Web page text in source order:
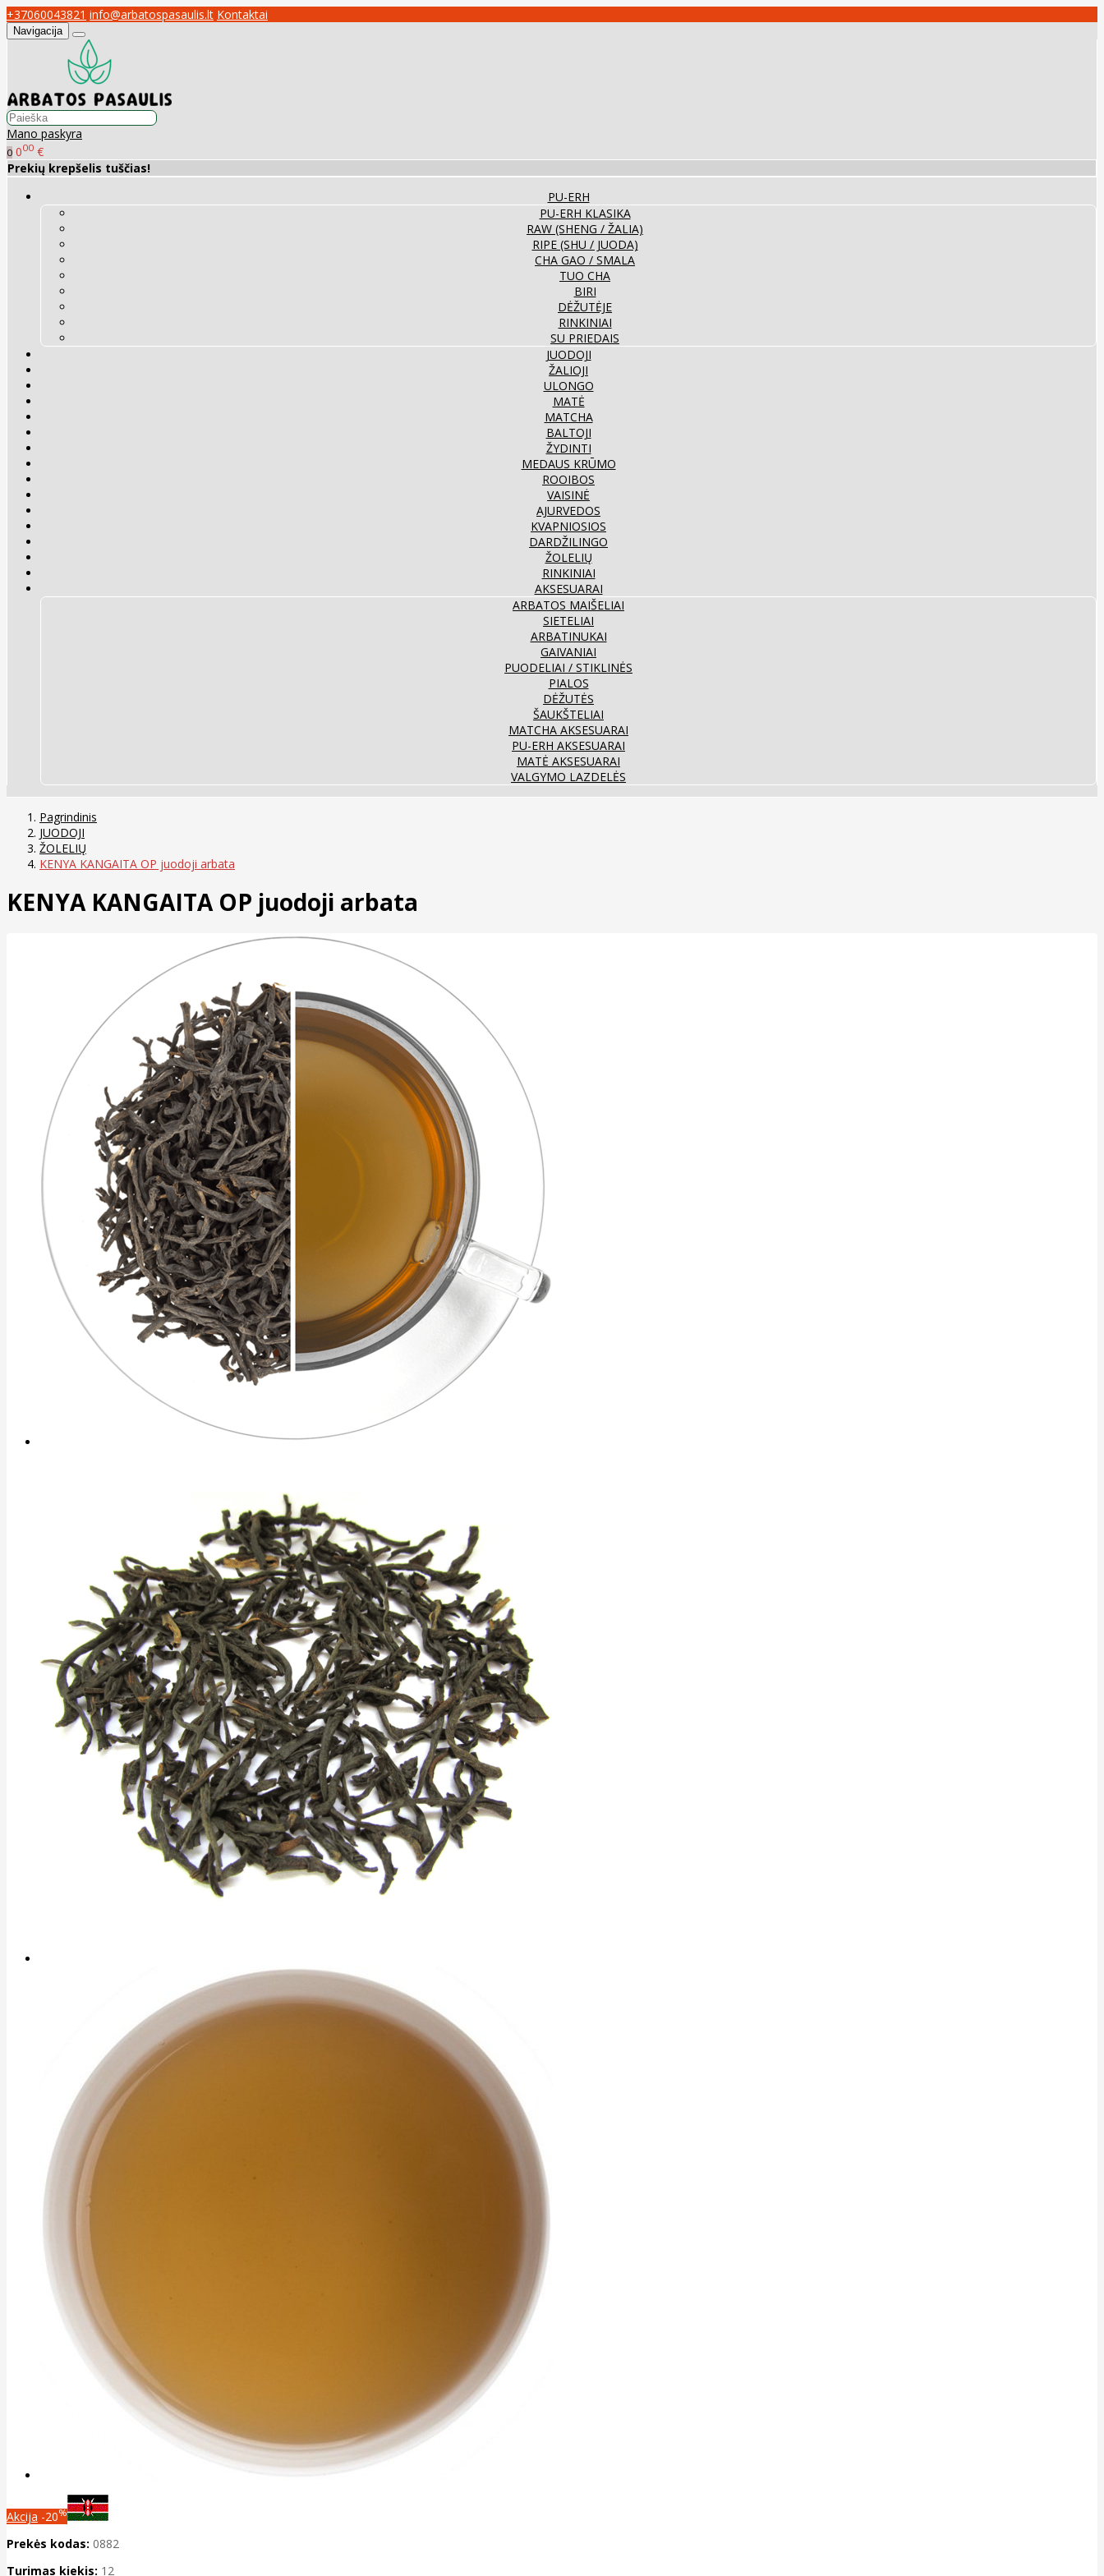
+37060043821 info@arbatospasaulis.lt Kontaktai
Navigacija
Mano paskyra
0 000 €
Prekių krepšelis tuščias!
PU-ERH
PU-ERH KLASIKA
RAW (SHENG / ŽALIA)
RIPE (SHU / JUODA)
CHA GAO / SMALA
TUO CHA
BIRI
DĖŽUTĖJE
RINKINIAI
SU PRIEDAIS
JUODOJI
ŽALIOJI
ULONGO
MATĖ
MATCHA
BALTOJI
ŽYDINTI
MEDAUS KRŪMO
ROOIBOS
VAISINĖ
AJURVEDOS
KVAPNIOSIOS
DARDŽILINGO
ŽOLELIŲ
RINKINIAI
AKSESUARAI
ARBATOS MAIŠELIAI
SIETELIAI
ARBATINUKAI
GAIVANIAI
PUODELIAI / STIKLINĖS
PIALOS
DĖŽUTĖS
ŠAUKŠTELIAI
MATCHA AKSESUARAI
PU-ERH AKSESUARAI
MATĖ AKSESUARAI
VALGYMO LAZDELĖS
Pagrindinis
JUODOJI
ŽOLELIŲ
KENYA KANGAITA OP juodoji arbata
KENYA KANGAITA OP juodoji arbata
Akcija -20%
Prekės kodas: 0882
Turimas kiekis: 12